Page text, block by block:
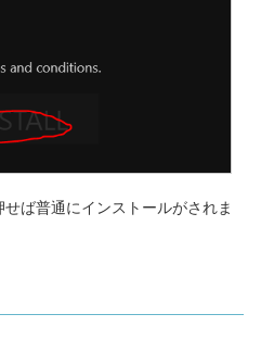
ば普通にインストールがされま